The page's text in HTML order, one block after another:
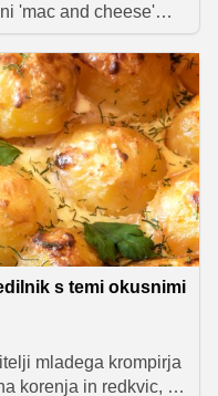
'mac and cheese'
tudi priljubljenih
nešteto, eden
prisegajo, pa naj bi
Marthe Stewart, ki
ter zagotavlja
s temi okusnimi
mladega krompirja
korenja in redkvic, pa